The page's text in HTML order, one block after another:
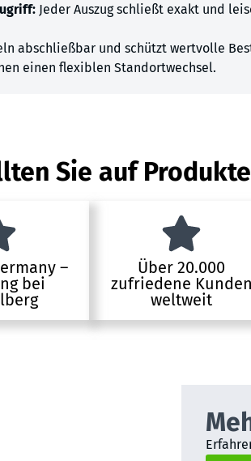
Jeder Auszug schließt exakt und
abschließbar und schützt wertvolle
einen flexiblen Standortwechsel.
Sie auf
–
bei
Über 20.000
zufriedene Kunden
weltweit